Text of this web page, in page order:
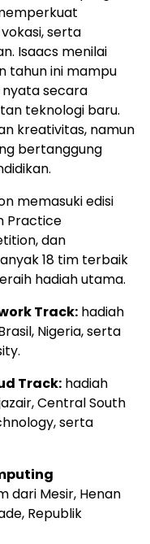
serta
Isaacs menilai
tahun ini mampu
secara
teknologi baru.
kreativitas, namun
bertanggung
memasuki edisi
Practice
dan
18 tim terbaik
hadiah utama.
Track: hadiah
Nigeria, serta
Track: hadiah
Central South
serta
dari Mesir, Henan
Republik